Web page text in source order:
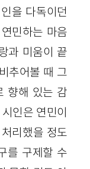
을 다독이던
민하는 마음
과 미움이 끝
추어볼 때 그
향해 있는 감
인은 연민이
리했을 정도
를 구제할 수